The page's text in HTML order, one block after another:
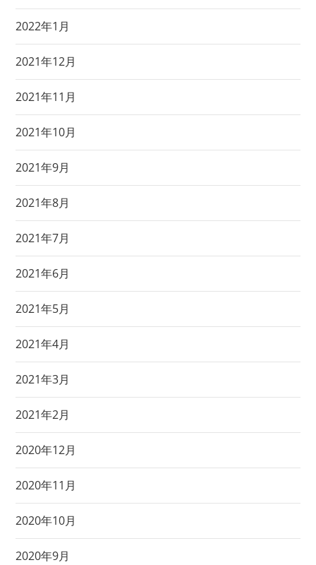
2022年1月
2021年12月
2021年11月
2021年10月
2021年9月
2021年8月
2021年7月
2021年6月
2021年5月
2021年4月
2021年3月
2021年2月
2020年12月
2020年11月
2020年10月
2020年9月